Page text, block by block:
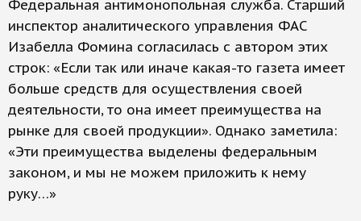
Федеральная антимонопольная служба. Старший
инспектор аналитического управления ФАС
Изабелла Фомина согласилась с автором этих
строк: «Если так или иначе какая-то газета имеет
больше средств для осуществления своей
деятельности, то она имеет преимущества на
рынке для своей продукции». Однако заметила:
«Эти преимущества выделены федеральным
законом, и мы не можем приложить к нему
руку…»